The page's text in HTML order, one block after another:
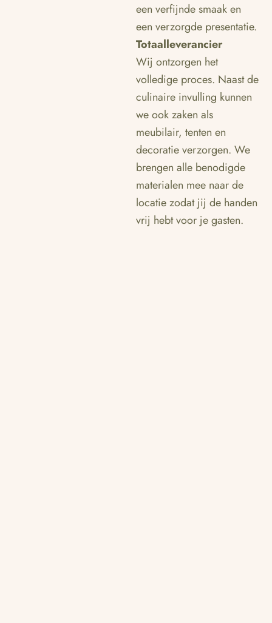
een verfijnde smaak en
een verzorgde presentatie.
Totaalleverancier
Wij ontzorgen het
volledige proces. Naast de
culinaire invulling kunnen
we ook zaken als
meubilair, tenten en
decoratie verzorgen. We
brengen alle benodigde
materialen mee naar de
locatie zodat jij de handen
vrij hebt voor je gasten.